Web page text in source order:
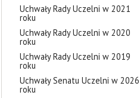
Uchwały Rady Uczelni w 2021
roku
Uchwały Rady Uczelni w 2020
roku
Uchwały Rady Uczelni w 2019
roku
Uchwały Senatu Uczelni w 2026
roku